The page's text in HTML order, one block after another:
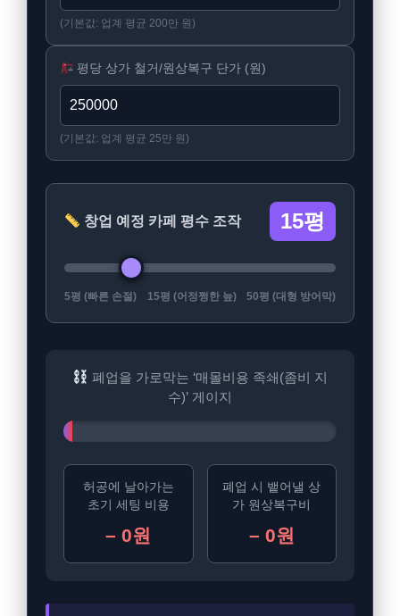
(기본값: 업계 평균 200만 원)
평당 상가 철거/원상복구 단가 (원)
(기본값: 업계 평균 25만 원)
창업 예정 카페 평수 조작 15평
5평 (빠른 손절) 15평 (어정쩡한 늪) 50평 (대형 방어막)
폐업을 가로막는 ‘매몰비용 족쇄(좀비 지
수)’ 게이지
허공에 날아가는
초기 세팅 비용
– 0원
폐업 시 뱉어낼 상
가 원상복구비
– 0원